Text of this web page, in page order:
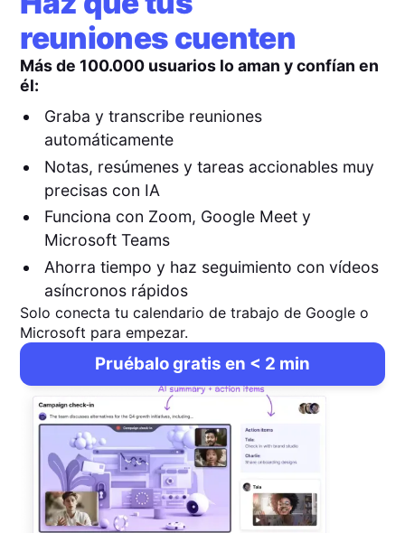
reuniones cuenten
Más de 100.000 usuarios lo aman y confían en
él:
Graba y transcribe reuniones
automáticamente
Notas, resúmenes y tareas accionables muy
precisas con IA
Funciona con Zoom, Google Meet y
Microsoft Teams
Ahorra tiempo y haz seguimiento con vídeos
asíncronos rápidos
Solo conecta tu calendario de trabajo de Google o
Microsoft para empezar.
Pruébalo gratis en < 2 min